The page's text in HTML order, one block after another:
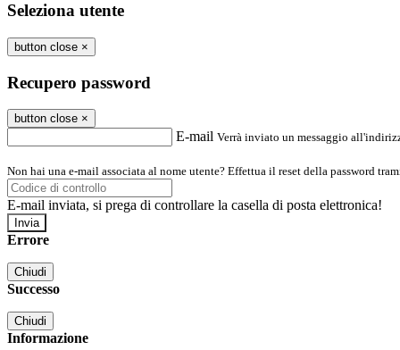
Seleziona utente
button close ×
Recupero password
button close ×
E-mail Verrà inviato un messaggio
Non hai una e-mail associata al nome utente? Effettua il reset della password
E-mail inviata, si prega di controllare la casella di posta elettronica!
Errore
Chiudi
Successo
Chiudi
Informazione